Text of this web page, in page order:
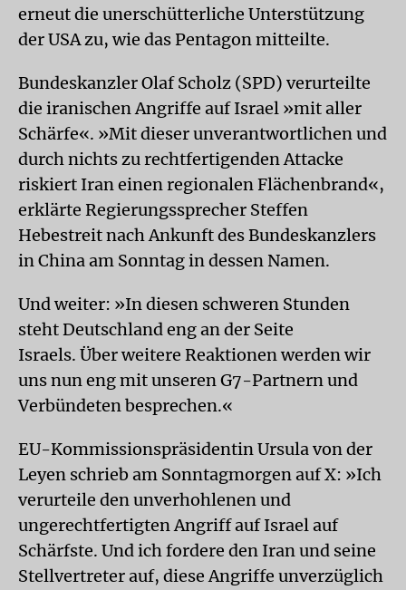
erneut die unerschütterliche Unterstützung
der USA zu, wie das Pentagon mitteilte.
Bundeskanzler Olaf Scholz (SPD) verurteilte
die iranischen Angriffe auf Israel »mit aller
Schärfe«. »Mit dieser unverantwortlichen und
durch nichts zu rechtfertigenden Attacke
riskiert Iran einen regionalen Flächenbrand«,
erklärte Regierungssprecher Steffen
Hebestreit nach Ankunft des Bundeskanzlers
in China am Sonntag in dessen Namen.
Und weiter: »In diesen schweren Stunden
steht Deutschland eng an der Seite
Israels. Über weitere Reaktionen werden wir
uns nun eng mit unseren G7-Partnern und
Verbündeten besprechen.«
EU-Kommissionspräsidentin Ursula von der
Leyen schrieb am Sonntagmorgen auf X: »Ich
verurteile den unverhohlenen und
ungerechtfertigten Angriff auf Israel auf
Schärfste. Und ich fordere den Iran und seine
Stellvertreter auf, diese Angriffe unverzüglich